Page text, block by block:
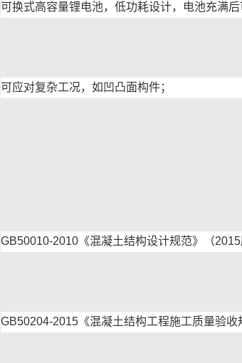
可换式高容量锂电池，低功耗设计，电池充满后
可应对复杂工况，如凹凸面构件；
GB50010-2010《混凝土结构设计规范》（2015
GB50204-2015《混凝土结构工程施工质量验收